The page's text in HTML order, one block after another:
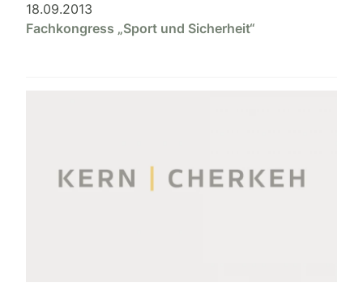
18.09.2013
Fachkongress „Sport und Sicherheit“